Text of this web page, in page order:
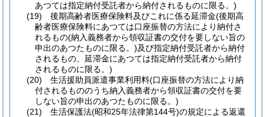
あつては指定納付受託者から納付されるものに限る。)
(19)
後期高齢者医療保険料及びこれに係る延滞金(後期高
齢者医療保険料にあつては口座振替の方法により納付さ
れるもの(納入義務者から領収証書の交付を要しない旨の
申出のあつたものに限る。)及び指定納付受託者から納付
されるもの、延滞金にあつては指定納付受託者から納付
されるものに限る。)
(20)
生活援助員派遣事業利用料(口座振替の方法により納
付されるもののうち納入義務者から領収証書の交付を要
しない旨の申出のあつたものに限る。)
(21)
生活保護法(昭和25年法律第144号)の規定による返還